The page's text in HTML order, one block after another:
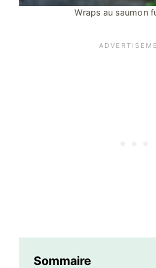
Wraps au saumon
Sommaire